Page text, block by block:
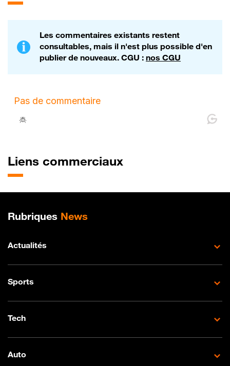
Les commentaires existants restent
consultables, mais il n'est plus possible d'en
publier de nouveaux. CGU : nos CGU
Liens commerciaux
Plan de site
Rubriques News
Actualités
Sports
Tech
Auto